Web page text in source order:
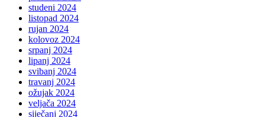
studeni 2024
listopad 2024
rujan 2024
kolovoz 2024
srpanj 2024
lipanj 2024
svibanj 2024
travanj 2024
ožujak 2024
veljača 2024
siječanj 2024